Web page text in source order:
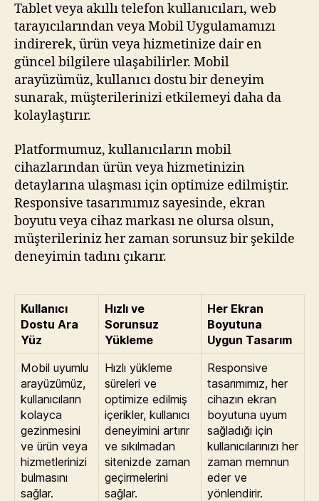
Tablet veya akıllı telefon kullanıcıları, web
tarayıcılarından veya Mobil Uygulamamızı
indirerek, ürün veya hizmetinize dair en
güncel bilgilere ulaşabilirler. Mobil
arayüzümüz, kullanıcı dostu bir deneyim
sunarak, müşterilerinizi etkilemeyi daha da
kolaylaştırır.
Platformumuz, kullanıcıların mobil
cihazlarından ürün veya hizmetinizin
detaylarına ulaşması için optimize edilmiştir.
Responsive tasarımımız sayesinde, ekran
boyutu veya cihaz markası ne olursa olsun,
müşterileriniz her zaman sorunsuz bir şekilde
deneyimin tadını çıkarır.
Kullanıcı
Dostu Ara
Yüz
Hızlı ve
Sorunsuz
Yükleme
Her Ekran
Boyutuna
Uygun Tasarım
Mobil uyumlu
arayüzümüz,
kullanıcıların
kolayca
gezinmesini
ve ürün veya
hizmetlerinizi
bulmasını
sağlar.
Hızlı yükleme
süreleri ve
optimize edilmiş
içerikler, kullanıcı
deneyimini artırır
ve sıkılmadan
sitenizde zaman
geçirmelerini
sağlar.
Responsive
tasarımımız, her
cihazın ekran
boyutuna uyum
sağladığı için
kullanıcılarınızı her
zaman memnun
eder ve
yönlendirir.